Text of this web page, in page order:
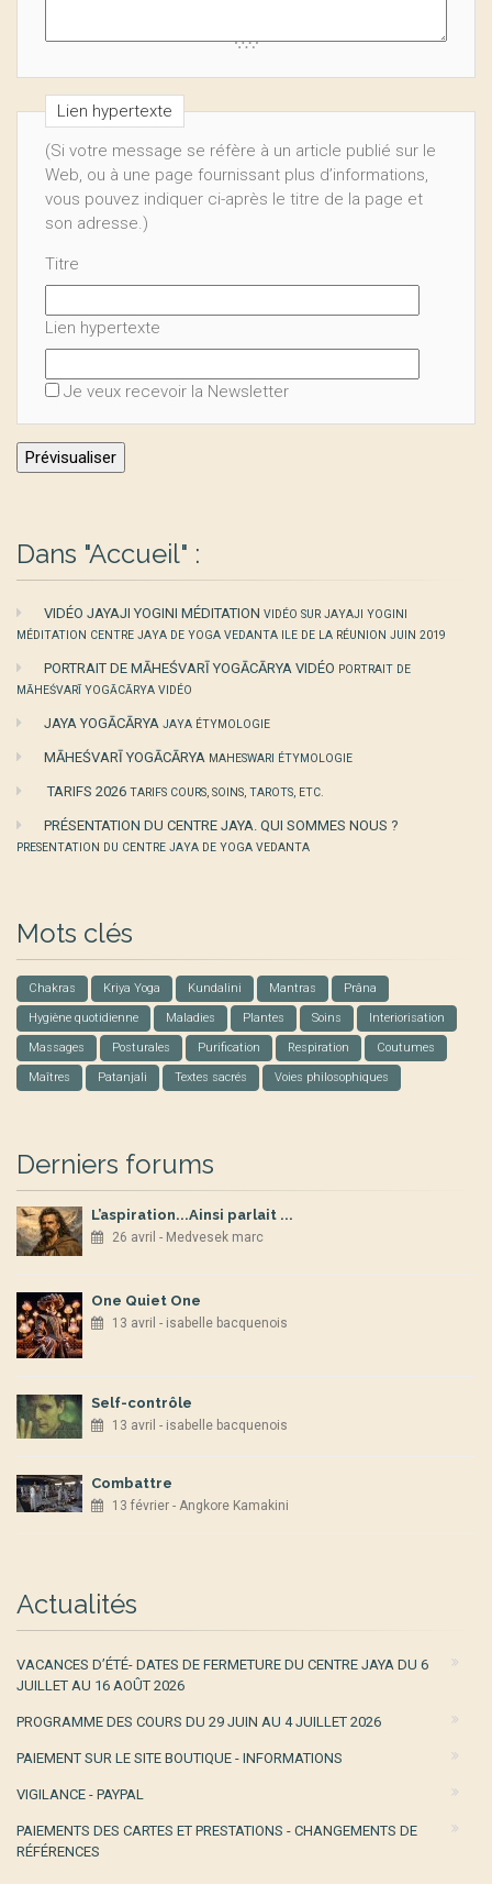
Lien hypertexte
(Si votre message se réfère à un article publié sur le
Web, ou à une page fournissant plus d’informations,
vous pouvez indiquer ci-après le titre de la page et
son adresse.)
Titre
Lien hypertexte
Je veux recevoir la Newsletter
Dans "Accueil" :
VIDÉO JAYAJI YOGINI MÉDITATION VIDÉO SUR JAYAJI YOGINI
MÉDITATION CENTRE JAYA DE YOGA VEDANTA ILE DE LA RÉUNION JUIN 2019
PORTRAIT DE MĀHEŚVARĪ YOGĀCĀRYA VIDÉO PORTRAIT DE
MĀHEŚVARĪ YOGĀCĀRYA VIDÉO
JAYA YOGĀCĀRYA JAYA ÉTYMOLOGIE
MĀHEŚVARĪ YOGĀCĀRYA MAHESWARI ÉTYMOLOGIE
TARIFS 2026 TARIFS COURS, SOINS, TAROTS, ETC.
PRÉSENTATION DU CENTRE JAYA. QUI SOMMES NOUS ?
PRESENTATION DU CENTRE JAYA DE YOGA VEDANTA
Mots clés
Chakras Kriya Yoga Kundalini Mantras Prâna
Hygiène quotidienne Maladies Plantes Soins Interiorisation
Massages Posturales Purification Respiration Coutumes
Maîtres Patanjali Textes sacrés Voies philosophiques
Derniers forums
L’aspiration...Ainsi parlait ...
26 avril - Medvesek marc
One Quiet One
13 avril - isabelle bacquenois
Self-contrôle
13 avril - isabelle bacquenois
Combattre
13 février - Angkore Kamakini
Actualités
VACANCES D’ÉTÉ- DATES DE FERMETURE DU CENTRE JAYA DU 6
JUILLET AU 16 AOÛT 2026
PROGRAMME DES COURS DU 29 JUIN AU 4 JUILLET 2026
PAIEMENT SUR LE SITE BOUTIQUE - INFORMATIONS
VIGILANCE - PAYPAL
PAIEMENTS DES CARTES ET PRESTATIONS - CHANGEMENTS DE
RÉFÉRENCES